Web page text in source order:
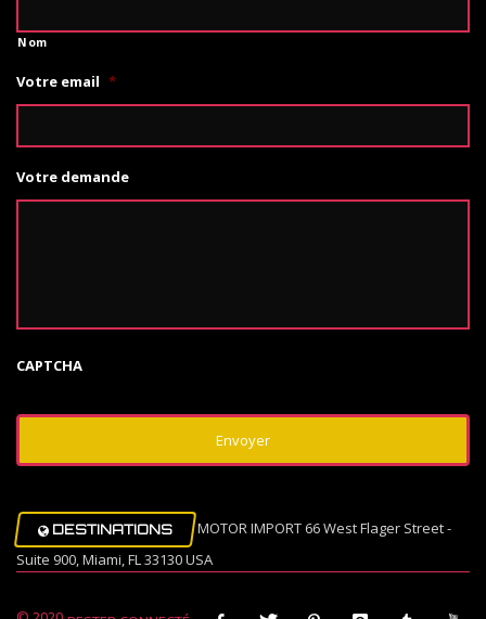
Nom
Votre email *
Votre demande
CAPTCHA
DESTINATIONS
MOTOR IMPORT 66 West Flager Street -
Suite 900, Miami, FL 33130 USA